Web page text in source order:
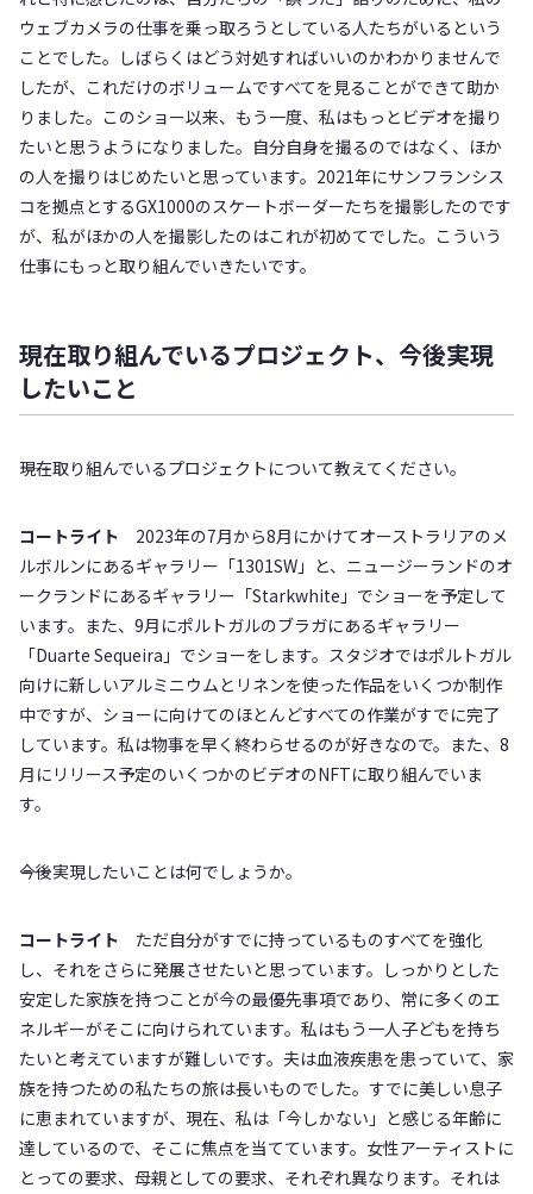
ウェブカメラの仕事を乗っ取ろうとしている人たちがいるという
ことでした。しばらくはどう対処すればいいのかわかりませんで
したが、これだけのボリュームですべてを見ることができて助か
りました。このショー以来、もう一度、私はもっとビデオを撮り
たいと思うようになりました。自分自身を撮るのではなく、ほか
の人を撮りはじめたいと思っています。2021年にサンフランシス
コを拠点とするGX1000のスケートボーダーたちを撮影したのです
が、私がほかの人を撮影したのはこれが初めてでした。こういう
仕事にもっと取り組んでいきたいです。
現在取り組んでいるプロジェクト、今後実現
したいこと
――現在取り組んでいるプロジェクトについて教えてください。
コートライト 2023年の7月から8月にかけてオーストラリアのメ
ルボルンにあるギャラリー「1301SW」と、ニュージーランドのオ
ークランドにあるギャラリー「Starkwhite」でショーを予定して
います。また、9月にポルトガルのブラガにあるギャラリー
「Duarte Sequeira」でショーをします。スタジオではポルトガル
向けに新しいアルミニウムとリネンを使った作品をいくつか制作
中ですが、ショーに向けてのほとんどすべての作業がすでに完了
しています。私は物事を早く終わらせるのが好きなので。また、8
月にリリース予定のいくつかのビデオのNFTに取り組んでいま
す。
――今後実現したいことは何でしょうか。
コートライト ただ自分がすでに持っているものすべてを強化
し、それをさらに発展させたいと思っています。しっかりとした
安定した家族を持つことが今の最優先事項であり、常に多くのエ
ネルギーがそこに向けられています。私はもう一人子どもを持ち
たいと考えていますが難しいです。夫は血液疾患を患っていて、家
族を持つための私たちの旅は長いものでした。すでに美しい息子
に恵まれていますが、現在、私は「今しかない」と感じる年齢に
達しているので、そこに焦点を当てています。女性アーティストに
とっての要求、母親としての要求、それぞれ異なります。それは